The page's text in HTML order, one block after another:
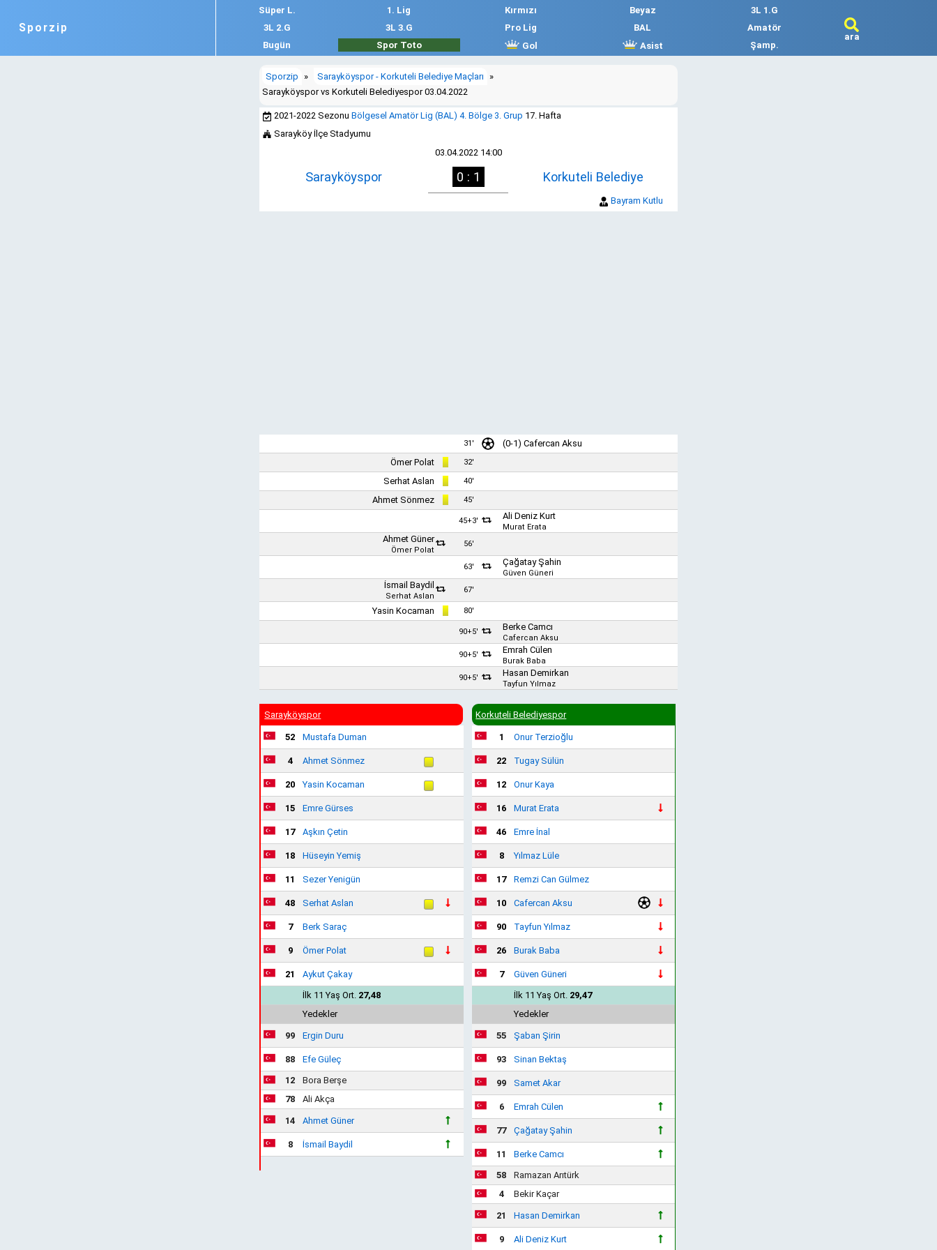
Sporzip
Süper L. 1. Lig Kırmızı Beyaz
3L 1.G
3L 2.G
3L 3.G Pro Lig BAL
Amatör
Bugün
Spor Toto Gol Asist Şamp.
ara
Sporzip » Sarayköyspor - Korkuteli Belediye Maçları
»
Sarayköyspor vs Korkuteli Belediyespor 03.04.2022
2021-2022 Sezonu Bölgesel Amatör Lig (BAL) 4. Bölge 3. Grup 17. Hafta
Sarayköy İlçe Stadyumu
03.04.2022 14:00
Sarayköyspor 0 : 1 Korkuteli Belediye
Bayram Kutlu
31' (0-1) Cafercan Aksu
Ömer Polat
32'
Serhat Aslan 40'
Ahmet Sönmez 45'
45+3' Ali Deniz Kurt
Murat Erata
Ahmet Güner
Ömer Polat
56'
63' Çağatay Şahin
Güven Güneri
İsmail Baydil
Serhat Aslan
67'
Yasin Kocaman 80'
90+5' Berke Camcı
Cafercan Aksu
90+5'
Emrah Cülen
Burak Baba
90+5'
Hasan Demirkan
Tayfun Yılmaz
Sarayköyspor
52 Mustafa Duman
4 Ahmet Sönmez
20 Yasin Kocaman
15 Emre Gürses
17 Aşkın Çetin
18 Hüseyin Yemiş
11 Sezer Yenigün
48 Serhat Aslan
7 Berk Saraç
9 Ömer Polat
21
Aykut Çakay
İlk 11 Yaş Ort. 27,48
Yedekler
99 Ergin Duru
88
Efe Güleç
12
Bora Berşe
78
Ali Akça
14 Ahmet Güner
8 İsmail Baydil
Korkuteli Belediyespor
1 Onur Terzioğlu
22 Tugay Sülün
12 Onur Kaya
16 Murat Erata
46 Emre İnal
8 Yılmaz Lüle
17 Remzi Can Gülmez
10 Cafercan Aksu
90 Tayfun Yılmaz
26 Burak Baba
7
Güven Güneri
İlk 11 Yaş Ort. 29,47
Yedekler
55 Şaban Şirin
93 Sinan Bektaş
99 Samet Akar
6 Emrah Cülen
77 Çağatay Şahin
11
Berke Camcı
58
Ramazan Arıtürk
4
Bekir Kaçar
21 Hasan Demirkan
9 Ali Deniz Kurt